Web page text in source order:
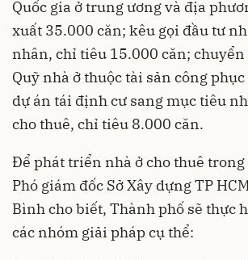
Quốc gia ở trung ương và địa
xuất 35.000 căn; kêu gọi đầu tư
nhân, chỉ tiêu 15.000 căn;
Quỹ nhà ở thuộc tài sản công
dự án tái định cư sang mục tiêu
cho thuê, chỉ tiêu 8.000 căn.
Để phát triển nhà ở cho thuê
Phó giám đốc Sở Xây dựng TP
Bình cho biết, Thành phố sẽ thực
các nhóm giải pháp cụ thể: